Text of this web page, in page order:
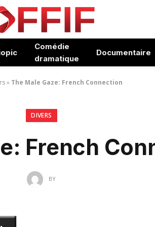
Comédie
dramatique
Documentaire
» The Male Gaze: French Connection
DIVERS
French
BY